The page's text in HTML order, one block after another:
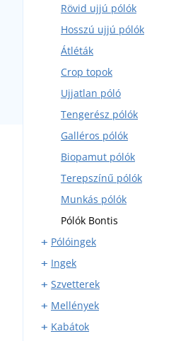
Rövid ujjú pólók
Hosszú ujjú pólók
Átléták
Crop topok
Ujjatlan póló
Tengerész pólók
Galléros pólók
Biopamut pólók
Terepszínű pólók
Munkás pólók
Pólók Bontis
Pólóingek
Rövid ujjú pólóingek
Hosszú ujjú pólóingek
Ingek
Rövid ujjú ingek
Hosszú ujjú ingek
Flanel ingek
Szvetterek
Kapcsolás nélküli szvetterek
V nyakú szvetterek
Mellények
Fleece mellények
Kabátok